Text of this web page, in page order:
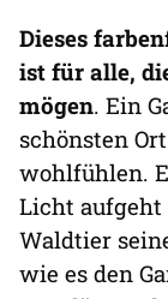
Dieses
ist für alle,
mögen. Ein
schönsten
wohlfühlen.
Licht aufgeht
Waldtier
wie es den